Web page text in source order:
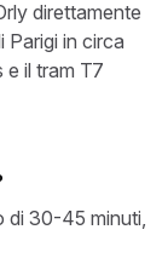
direttamente
Parigi in circa
e il tram T7
di 30-45 minuti,